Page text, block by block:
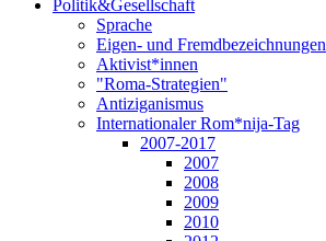
Politik&Gesellschaft
Sprache
Eigen- und Fremdbezeichnungen
Aktivist*innen
"Roma-Strategien"
Antiziganismus
Internationaler Rom*nija-Tag
2007-2017
2007
2008
2009
2010